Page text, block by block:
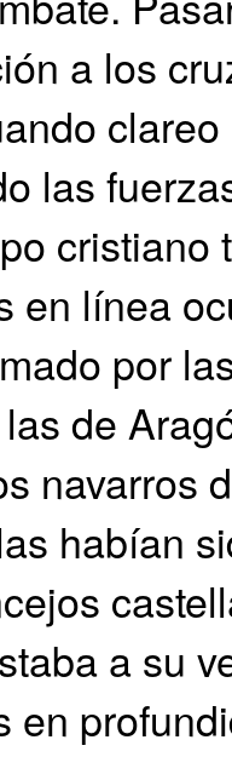
a los
las
cristiano
en línea
por
de
navarros
habían
a su
en